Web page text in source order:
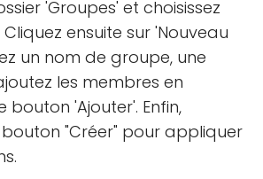
'Groupes' et choisissez
ensuite sur 'Nouveau
un nom de groupe, une
les membres en
'Ajouter'. Enfin,
"Créer" pour appliquer